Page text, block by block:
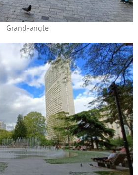
Grand-angle